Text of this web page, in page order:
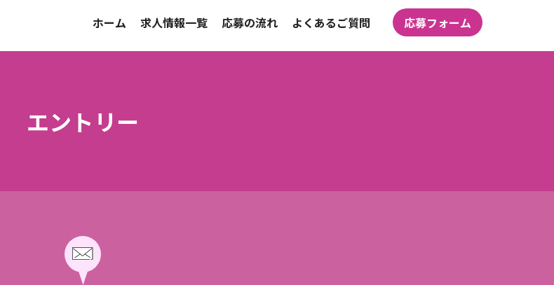
ホーム 求人情報一覧 応募の流れ よくあるご質問 応募フォーム
エントリー